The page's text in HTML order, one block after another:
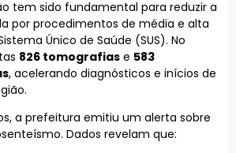
tem sido fundamental para reduzir a
por procedimentos de média e alta
Único de Saúde (SUS). No
826 tomografias e 583
, acelerando diagnósticos e inícios de
a prefeitura emitiu um alerta sobre
Dados revelam que: